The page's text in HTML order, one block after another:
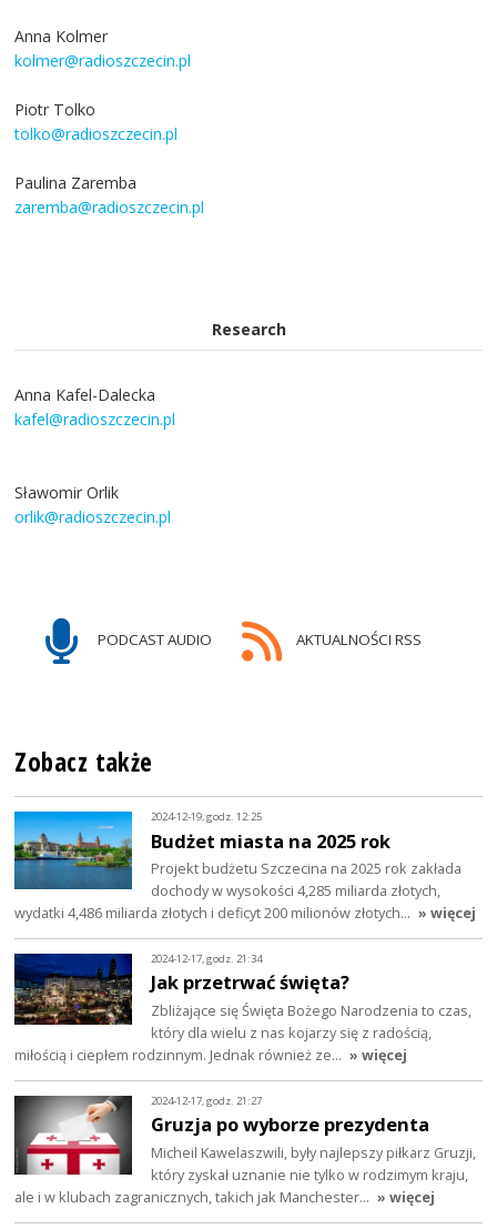
Anna Kolmer
kolmer@radioszczecin.pl
Piotr Tolko
tolko@radioszczecin.pl
Paulina Zaremba
zaremba@radioszczecin.pl
Research
Anna Kafel-Dalecka
kafel@radioszczecin.pl
Sławomir Orlik
orlik@radioszczecin.pl
PODCAST AUDIO AKTUALNOŚCI RSS
Zobacz także
2024-12-19, godz. 12:25
Budżet miasta na 2025 rok
Projekt budżetu Szczecina na 2025 rok zakłada
dochody w wysokości 4,285 miliarda złotych,
wydatki 4,486 miliarda złotych i deficyt 200 milionów złotych… » więcej
2024-12-17, godz. 21:34
Jak przetrwać święta?
Zbliżające się Święta Bożego Narodzenia to czas,
który dla wielu z nas kojarzy się z radością,
miłością i ciepłem rodzinnym. Jednak również ze… » więcej
2024-12-17, godz. 21:27
Gruzja po wyborze prezydenta
Micheil Kawelaszwili, były najlepszy piłkarz Gruzji,
który zyskał uznanie nie tylko w rodzimym kraju,
ale i w klubach zagranicznych, takich jak Manchester… » więcej